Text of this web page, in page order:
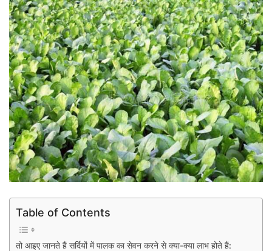
Table of Contents
तो आइए जानते हैं सर्दियों में पालक का सेवन करने से क्या-क्या लाभ होते हैं: